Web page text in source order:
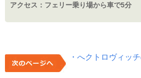
アクセス： フェリー乗り場から車で5分
・へクトロヴィッ